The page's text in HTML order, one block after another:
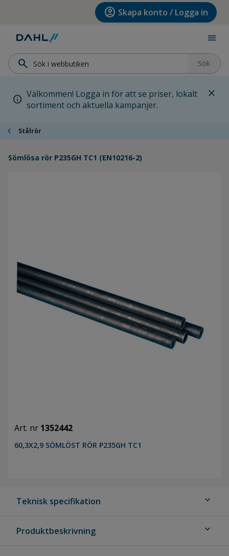
Hoppa till huvudinnehållet account_circle Skapa konto / Logga in
menu
search Sök
info Välkommen! Logga in för att se priser, lokalt
sortiment och aktuella kampanjer.
close
chevron_left Stålrör
Sömlösa rör P235GH TC1 (EN10216-2)
Art. nr 1352442
60,3X2,9 SÖMLÖST RÖR P235GH TC1
Teknisk specifikation expand_more
Produktbeskrivning expand_more